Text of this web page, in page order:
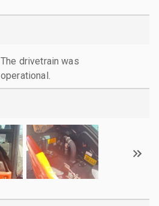
The drivetrain was
operational.